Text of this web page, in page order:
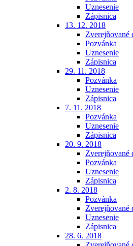
Uznesenie
Zápisnica
13. 12. 2018
Zverejňované
Pozvánka
Uznesenie
Zápisnica
29. 11. 2018
Pozvánka
Uznesenie
Zápisnica
7. 11. 2018
Pozvánka
Uznesenie
Zápisnica
20. 9. 2018
Zverejňované
Pozvánka
Uznesenie
Zápisnica
2. 8. 2018
Pozvánka
Zverejňované
Uznesenie
Zápisnica
28. 6. 2018